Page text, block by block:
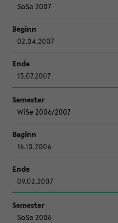
SoSe 2007
02.04.2007
13.07.2007
WiSe 2006/2007
16.10.2006
09.02.2007
SoSe 2006